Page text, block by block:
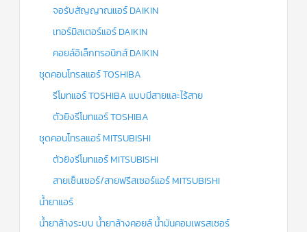
จอรับสัญญาณแอร์ DAIKIN
เทอร์มิสเตอร์แอร์ DAIKIN
คอยล์อิเล็กทรอนิกส์ DAIKIN
ชุดคอนโทรลแอร์ TOSHIBA
รีโมทแอร์ TOSHIBA แบบมีสายและไร้สาย
ตัวยิงรีโมทแอร์ TOSHIBA
ชุดคอนโทรลแอร์ MITSUBISHI
ตัวยิงรีโมทแอร์ MITSUBISHI
สายเซ็นเซอร์/สายฟรีสเซอร์แอร์ MITSUBISHI
น้ำยาแอร์
น้ำยาล้างระบบ น้ำยาล้างคอยล์ น้ำมันคอมเพรสเซอร์